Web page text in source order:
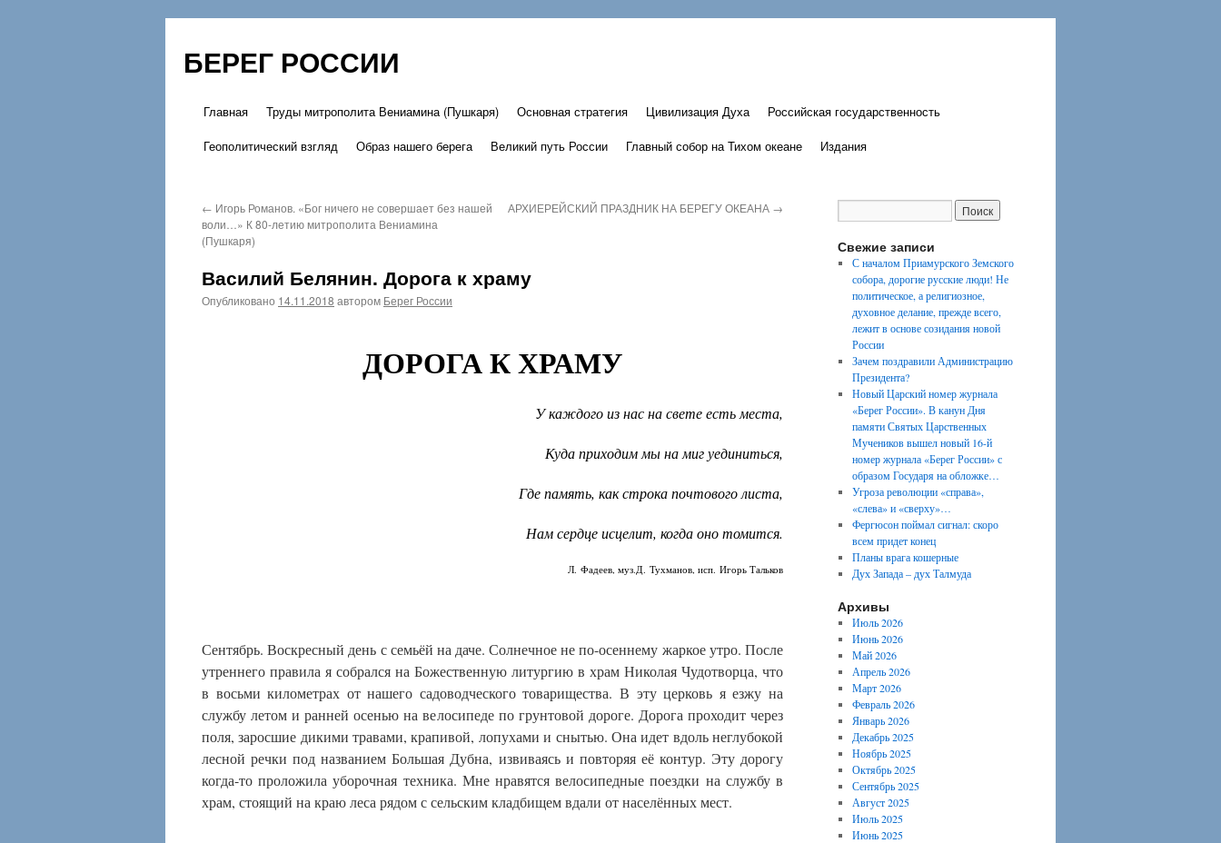
БЕРЕГ РОССИИ
Перейти
Главная Труды митрополита Вениамина (Пушкаря) Основная стратегия Цивилизация Духа
Российская государственность
Геополитический взгляд
Образ нашего берега Великий путь России Главный собор на Тихом океане Издания
← Игорь Романов. «Бог ничего не совершает без нашей
воли…» К 80-летию митрополита Вениамина
(Пушкаря)
АРХИЕРЕЙСКИЙ ПРАЗДНИК НА БЕРЕГУ ОКЕАНА →
Василий Белянин. Дорога к храму
Опубликовано 14.11.2018 автором Берег России
ДОРОГА К ХРАМУ
У каждого из нас на свете есть места,
Куда приходим мы на миг уединиться,
Где память, как строка почтового листа,
Нам сердце исцелит, когда оно томится.
Л. Фадеев, муз.Д. Тухманов, исп. Игорь Тальков
Сентябрь. Воскресный день с семьёй на даче. Солнечное не по-осеннему жаркое утро. После
утреннего правила я собрался на Божественную литургию в храм Николая Чудотворца, что
в восьми километрах от нашего садоводческого товарищества. В эту церковь я езжу на
службу летом и ранней осенью на велосипеде по грунтовой дороге. Дорога проходит через
поля, заросшие дикими травами, крапивой, лопухами и снытью. Она идет вдоль неглубокой
лесной речки под названием Большая Дубна, извиваясь и повторяя её контур. Эту дорогу
когда-то проложила уборочная техника. Мне нравятся велосипедные поездки на службу в
храм, стоящий на краю леса рядом с сельским кладбищем вдали от населённых мест.
Свежие записи
С началом Приамурского Земского
собора, дорогие русские люди! Не
политическое, а религиозное,
духовное делание, прежде всего,
лежит в основе созидания новой
России
Зачем поздравили Администрацию
Президента?
Новый Царский номер журнала
«Берег России». В канун Дня
памяти Святых Царственных
Мучеников вышел новый 16-й
номер журнала «Берег России» с
образом Государя на обложке…
Угроза революции «справа»,
«слева» и «сверху»…
Фергюсон поймал сигнал: скоро
всем придет конец
Планы врага кошерные
Дух Запада – дух Талмуда
Архивы
Июль 2026
Июнь 2026
Май 2026
Апрель 2026
Март 2026
Февраль 2026
Январь 2026
Декабрь 2025
Ноябрь 2025
Октябрь 2025
Сентябрь 2025
Август 2025
Июль 2025
Июнь 2025